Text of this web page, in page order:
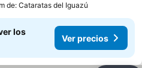
de: Cataratas del Iguazú
los
Ver precios